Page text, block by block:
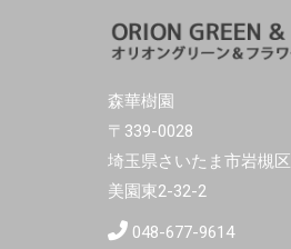
森華樹園
〒339-0028
埼玉県さいたま市岩槻区
美園東2-32-2
048-677-9614